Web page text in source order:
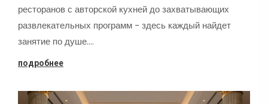
ресторанов с авторской кухней до захватывающих
развлекательных программ - здесь каждый найдет
занятие по душе.…
подробнее